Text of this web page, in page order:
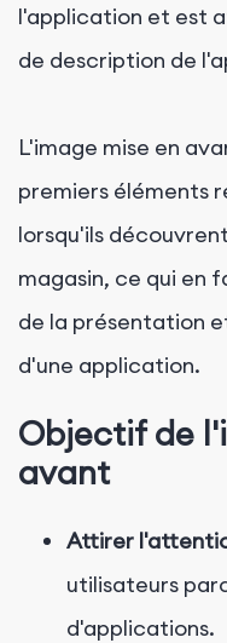
l'application et est
de description de
L'image mise en
premiers éléments
lorsqu'ils
magasin, ce qui en
de la présentation
d'une application.
Objectif de
avant
Attirer
utilisateurs
d'applications.